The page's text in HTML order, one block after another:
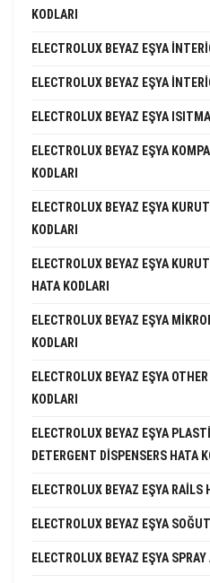
KODLARI
ELECTROLUX BEYAZ EŞYA
ELECTROLUX BEYAZ EŞYA
ELECTROLUX BEYAZ EŞYA
ELECTROLUX BEYAZ EŞYA
KODLARI
ELECTROLUX BEYAZ EŞYA
KODLARI
ELECTROLUX BEYAZ EŞYA
HATA KODLARI
ELECTROLUX BEYAZ EŞYA
KODLARI
ELECTROLUX BEYAZ EŞYA
KODLARI
ELECTROLUX BEYAZ EŞYA
DETERGENT DISPENSERS HATA
ELECTROLUX BEYAZ EŞYA RAILS
ELECTROLUX BEYAZ EŞYA
ELECTROLUX BEYAZ EŞYA